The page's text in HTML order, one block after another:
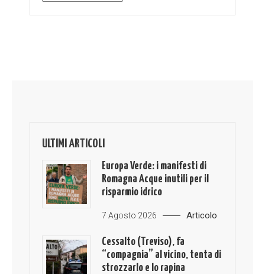
ULTIMI ARTICOLI
Europa Verde: i manifesti di
Romagna Acque inutili per il
risparmio idrico
7 Agosto 2026 Articolo
Cessalto (Treviso), fa
“compagnia” al vicino, tenta di
strozzarlo e lo rapina